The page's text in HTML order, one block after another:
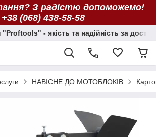
З радістю допоможемо!
+38 (068) 438-58-58
"Proftools" - якість та надійність за
НАВІСНЕ ДО МОТОБЛОКІВ